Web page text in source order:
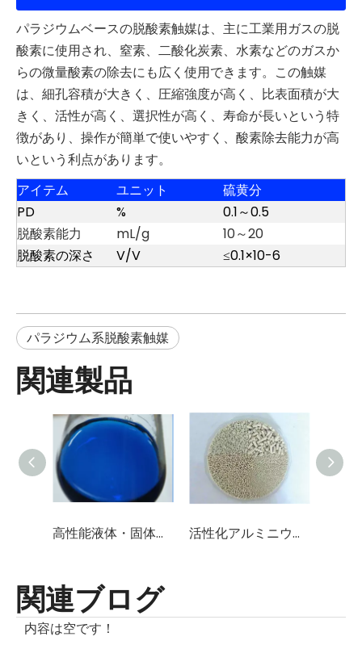
パラジウムベースの脱酸素触媒は、主に工業用ガスの脱
酸素に使用され、窒素、二酸化炭素、水素などのガスか
らの微量酸素の除去にも広く使用できます。この触媒
は、細孔容積が大きく、圧縮強度が高く、比表面積が大
きく、活性が高く、選択性が高く、寿命が長いという特
徴があり、操作が簡単で使いやすく、酸素除去能力が高
いという利点があります。
アイテム
ユニット
硫黄分
PD
%
0.1～0.5
脱酸素能力
mL/g
10～20
脱酸素の深さ
V/V ≤0.1×10-6
パラジウム系脱酸素触媒
関連製品
高性能液体・固体脱硫触媒（スルホン化フタロシアニンコバルト） 活性化アルミニウム/酸化アルミニウム/触媒担体(Al2O3含有量96%-98%)
関連ブログ
内容は空です！